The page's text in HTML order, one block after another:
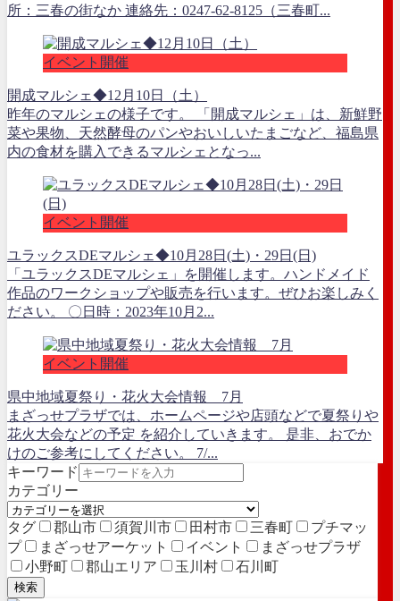
所：三春の街なか 連絡先：0247-62-8125（三春町...
イベント開催
開成マルシェ◆12月10日（土）
昨年のマルシェの様子です。 「開成マルシェ」は、新鮮野
菜や果物、天然酵母のパンやおいしいたまごなど、福島県
内の食材を購入できるマルシェとなっ...
イベント開催
ユラックスDEマルシェ◆10月28日(土)・29日(日)
「ユラックスDEマルシェ」を開催します。ハンドメイド
作品のワークショップや販売を行います。ぜひお楽しみく
ださい。 〇日時：2023年10月2...
イベント開催
県中地域夏祭り・花火大会情報 7月
まざっせプラザでは、ホームページや店頭などで夏祭りや
花火大会などの予定 を紹介していきます。 是非、おでか
けのご参考にしてください。 7/...
キーワード
カテゴリー
タグ 郡山市 須賀川市 田村市 三春町
プチマッ
プ
まざっせアーケット イベント
まざっせプラザ
小野町
郡山エリア 玉川村 石川町
検索